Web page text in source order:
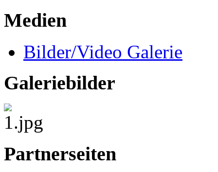
Medien
Bilder/Video Galerie
Galeriebilder
Partnerseiten